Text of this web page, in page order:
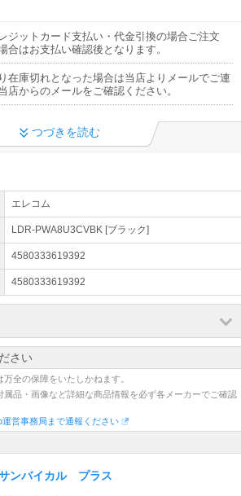
ております。お問い合わせフォームをご利
出荷・メールでのお問合せは通常どおり対
おかけいたしますが何卒よろしくお願いい
レビ等の【設置サービス】でのお届けにつ
が必須」の商品と「配送のみ」をご選択
す。★倉庫に在庫があっても発送やお届け
す★下見必須・推奨の商品があります。
ジットカード支払い・代金引換の場合ご注文
合はお支払い確認後となります。
在庫切れとなった場合は当店よりメールでご連
店からのメールをご確認ください。
つづきを読む
エレコム
LDR-PWA8U3CVBK [ブラック]
4580333619392
4580333619392
さい
全の保障をいたしかねます。
品・画像など詳細な商品情報を必ず各メーカーでご確認
営事務局まで通報ください
ンバイカル プラス